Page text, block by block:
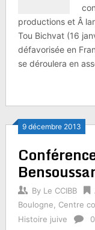
productions et Â
Tou Bichvat (16
défavorisée en
se déroulera en
9 décembre 2013
By Le CCIBB
Boulogne
Centre
Histoire juive